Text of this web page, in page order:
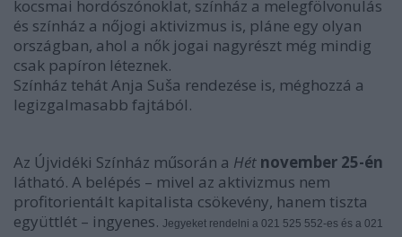
kocsmai hordószónoklat, színház a melegfölvonulás
és színház a nőjogi aktivizmus is, pláne egy olyan
országban, ahol a nők jogai nagyrészt még mindig
csak papíron léteznek.
Színház tehát Anja Suša rendezése is, méghozzá a
legizgalmasabb fajtából.
Az Újvidéki Színház műsorán a Hét november 25-én
látható. A belépés – mivel az aktivizmus nem
profitorientált kapitalista csökevény, hanem tiszta
együttlét – ingyenes. Jegyeket rendelni a 021 525 552-es és a 021